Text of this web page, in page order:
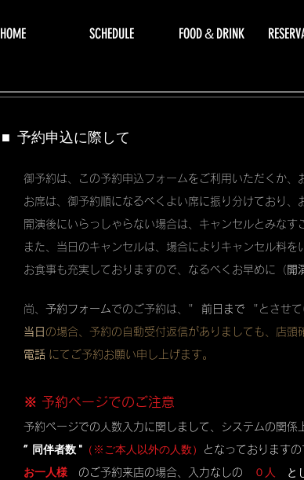
HOME SCHEDULE FOOD＆DRINK
■ 予約申込に際して
御予約は、この予約申込フォームをご利用いただくか
お席は、御予約順になるべくよい席に振り分けており、
開演後にいらっしゃらない場合は、キャンセルとみな
また、当日のキャンセルは、場合によりキャンセル料を
お食事も充実しておりますので、なるべくお早めに（ 開
尚、 予約フォームでのご予約は、" 前日まで "とさせて
当日 の場合、予約の自動受付返信がありましても、店頭
電話 にてご予約お願い申し上げます。
※ 予約ページでのご注意
予約ページでの人数入力に関しまして、システムの関係
” 同伴者数 " （※ご本人以外の人数） となっております
お一人様 のご予約来店の場合、入力なしの ０人 と